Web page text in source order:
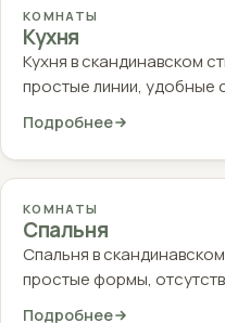
КОМНАТЫ
Кухня
Кухня в скандинавском
простые линии, удобные
Подробнее
КОМНАТЫ
Спальня
Спальня в
простые формы,
Подробнее